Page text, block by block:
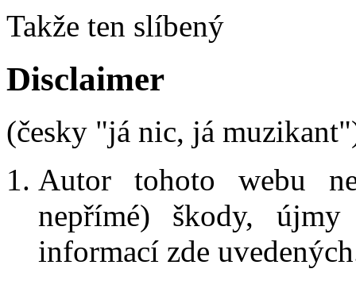
Takže ten slíbený
Disclaimer
(česky "já nic, já
Autor tohoto webu
nepřímé) škody,
informací zde